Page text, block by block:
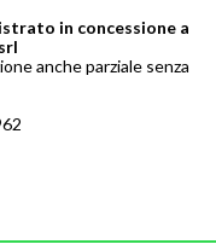
in concessione a
anche parziale senza